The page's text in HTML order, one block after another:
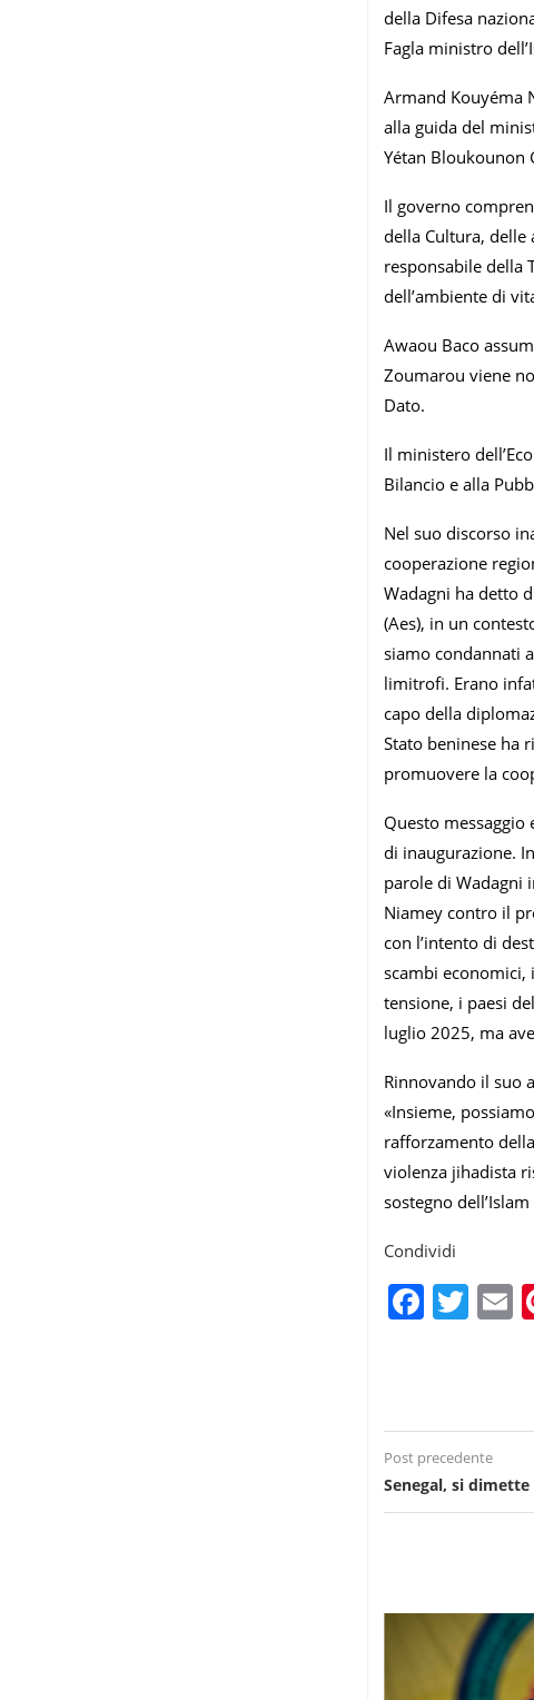
della Difesa
Fagla ministro
Armand Kouyéma
alla guida del
Yétan Bloukounon
Il governo
della Cultura,
responsabile della
dell’ambiente di
Awaou Baco
Zoumarou viene
Dato.
Il ministero
Bilancio e alla
Nel suo discorso
cooperazione
Wadagni ha detto
(Aes), in un
siamo condannati
limitrofi. Erano
capo della
Stato beninese ha
promuovere la
Questo
di inaugurazione.
parole di Wadagni
Niamey contro il
con l’intento di
scambi
tensione, i paesi
luglio 2025, ma
Rinnovando il suo
«Insieme,
rafforzamento
violenza jihadista
sostegno
Condividi
Post precedente
Senegal, si